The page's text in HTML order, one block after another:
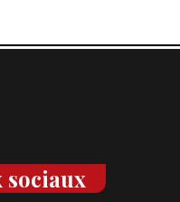
sociaux